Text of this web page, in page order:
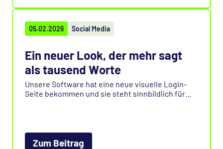
05.02.2026 Social Media
Ein neuer Look, der mehr sagt
als tausend Worte
Unsere Software hat eine neue visuelle Login-
Seite bekommen und sie steht sinnbildlich für
erfahren.
Zum Beitrag